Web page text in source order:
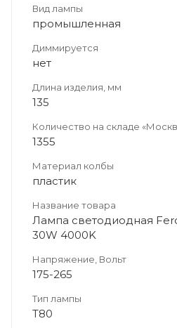
Вид лампы
промышленная
Диммируется
нет
Длина изделия, мм
135
Количество на складе
1355
Материал колбы
пластик
Название товара
Лампа светодиодная
30W 4000K
Напряжение, Вольт
175-265
Тип лампы
T80